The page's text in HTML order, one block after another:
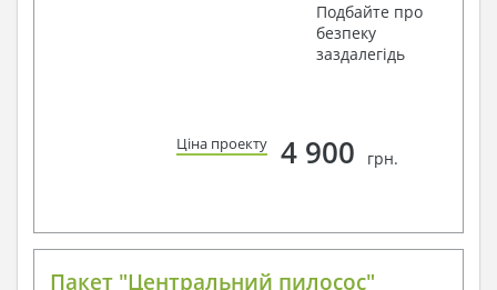
Подбайте про
безпеку
заздалегідь
Ціна проекту 4 900 грн.
Пакет "Центральний пилосос"